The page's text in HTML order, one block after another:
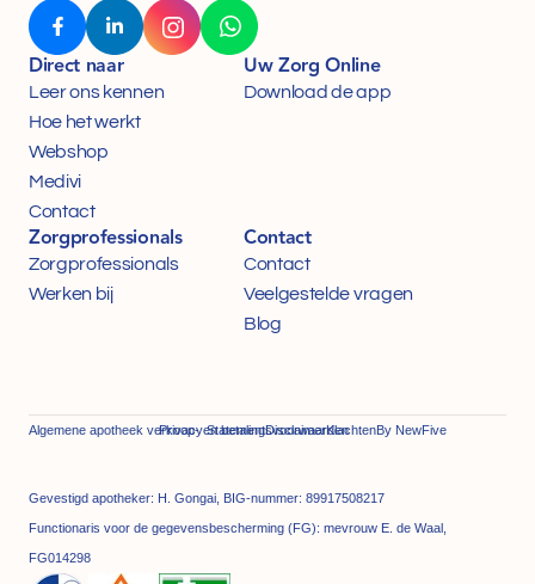
Direct naar
Leer ons kennen
Hoe het werkt
Webshop
Medivi
Contact
Uw Zorg Online
Download de app
Zorgprofessionals
Zorgprofessionals
Werken bij
Contact
Contact
Veelgestelde vragen
Blog
Algemene apotheek verkoop- en betalingsvoorwaarden
Privacy StatementDisclaimerKlachtenBy NewFive
Gevestigd apotheker: H. Gongai, BIG-nummer: 89917508217
Functionaris voor de gegevensbescherming (FG): mevrouw E. de Waal,
FG014298